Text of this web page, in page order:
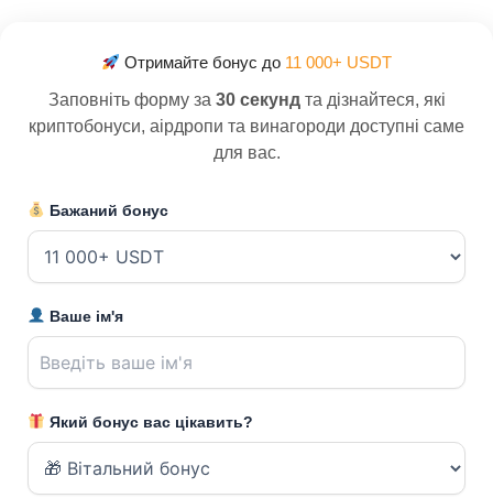
Отримайте бонус до 11 000+ USDT
Заповніть форму за 30 секундта дізнайтеся, які
криптобонуси, аірдропи та винагороди доступні саме
для вас.
Бажаний бонус
Ваше ім'я
Який бонус вас цікавить?